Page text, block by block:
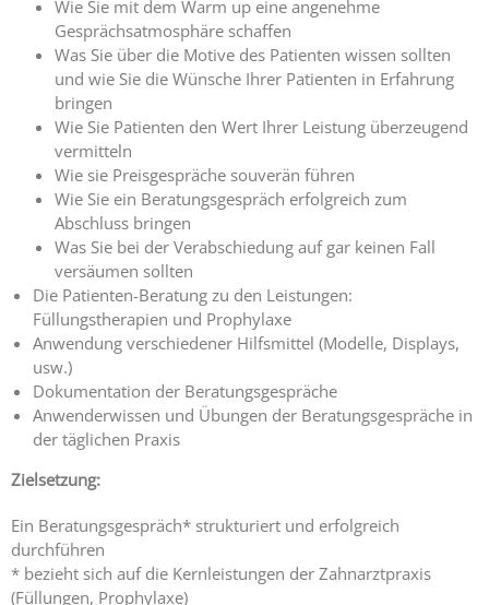
Wie Sie mit dem Warm up eine angenehme
Gesprächsatmosphäre schaffen
Was Sie über die Motive des Patienten wissen sollten
und wie Sie die Wünsche Ihrer Patienten in Erfahrung
bringen
Wie Sie Patienten den Wert Ihrer Leistung überzeugend
vermitteln
Wie sie Preisgespräche souverän führen
Wie Sie ein Beratungsgespräch erfolgreich zum
Abschluss bringen
Was Sie bei der Verabschiedung auf gar keinen Fall
versäumen sollten
Die Patienten-Beratung zu den Leistungen:
Füllungstherapien und Prophylaxe
Anwendung verschiedener Hilfsmittel (Modelle, Displays,
usw.)
Dokumentation der Beratungsgespräche
Anwenderwissen und Übungen der Beratungsgespräche in
der täglichen Praxis
Zielsetzung:
Ein Beratungsgespräch* strukturiert und erfolgreich
durchführen
* bezieht sich auf die Kernleistungen der Zahnarztpraxis
(Füllungen, Prophylaxe)